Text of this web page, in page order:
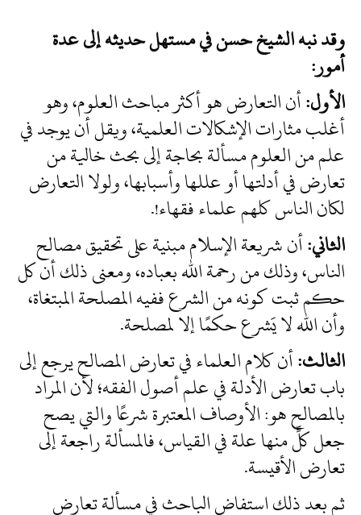
وقد نبه الشيخ حسن في مستهل حديثه إلى عدة
أمور:
الأول:أن التعارض هو أكثر مباحث العلوم، وهو
أغلب مثارات الإشكالات العلمية، ويقل أن يوجد في
علم من العلوم مسألة بحاجة إلى بحث خالية من
تعارض في أدلتها أو عللها وأسبابها، ولولا التعارض
لكان الناس كلهم علماء فقهاء!.
الثاني:أن شريعة الإسلام مبنية على تحقيق مصالح
الناس، وذلك من رحمة الله بعباده، ومعنى ذلك أن كل
حكم ثبت كونه من الشرع ففيه المصلحة المبتغاة،
وأن الله لا يَشرع حكمًا إلا لمصلحة.
الثالث:أن كلام العلماء في تعارض المصالح يرجع إلى
باب تعارض الأدلة في علم أصول الفقه؛ لأن المراد
بالمصالح هو: الأوصاف المعتبرة شرعًا والتي يصح
جعل كلٍّ منها علة في القياس، فالمسألة راجعة إلى
تعارض الأقيسة.
ثم بعد ذلك استفاض الباحث في مسألة تعارض